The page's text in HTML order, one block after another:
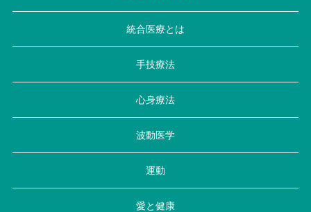
統合医療とは
手技療法
心身療法
波動医学
運動
愛と健康